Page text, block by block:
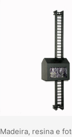
Madeira, resina e